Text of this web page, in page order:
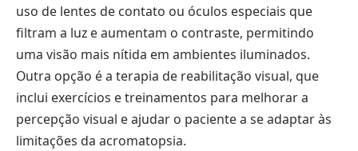
uso de lentes de contato ou óculos especiais que
filtram a luz e aumentam o contraste, permitindo
uma visão mais nítida em ambientes iluminados.
Outra opção é a terapia de reabilitação visual, que
inclui exercícios e treinamentos para melhorar a
percepção visual e ajudar o paciente a se adaptar às
limitações da acromatopsia.